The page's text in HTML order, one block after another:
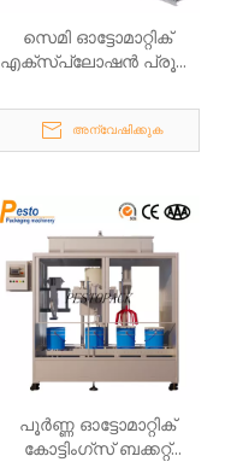
സെമി ഓട്ടോമാറ്റിക്
എക്സ്പ്ലോഷൻ പ്രൂഫ്
അന്വേഷിക്കുക
പൂർണ്ണ ഓട്ടോമാറ്റിക്
കോട്ടിംഗ്സ് ബക്കറ്റ്